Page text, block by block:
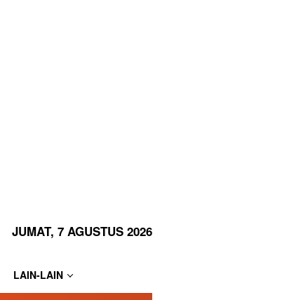
JUMAT, 7 AGUSTUS 2026
LAIN-LAIN